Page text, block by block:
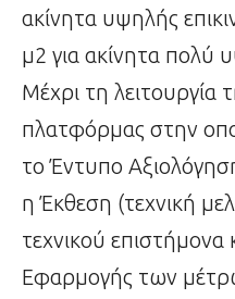
ακίνητα υψηλής
μ2 για ακίνητα πολύ
Μέχρι τη λειτουργία
πλατφόρμας στην
το Έντυπο
η Έκθεση (τεχνική
τεχνικού
Εφαρμογής των